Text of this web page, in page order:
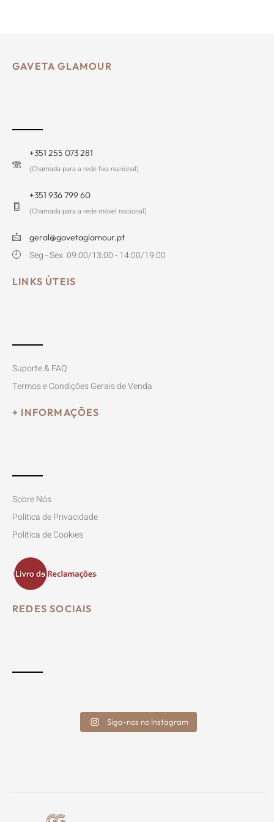
GAVETA GLAMOUR
+351 255 073 281
(Chamada para a rede fixa nacional)
+351 936 799 60
(Chamada para a rede móvel nacional)
geral@gavetaglamour.pt
Seg - Sex: 09:00/13:00 - 14:00/19:00
LINKS ÚTEIS
Suporte & FAQ
Termos e Condições Gerais de Venda
+ INFORMAÇÕES
Sobre Nós
Política de Privacidade
Política de Cookies
REDES SOCIAIS
Siga-nos no Instagram